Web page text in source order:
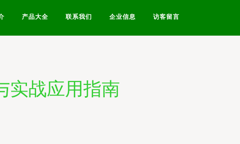
产品大全 联系我们 企业信息 访客留言
实战应用指南